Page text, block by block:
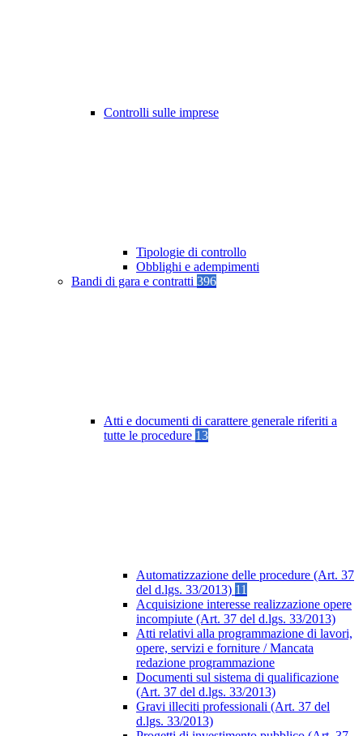
Controlli sulle imprese
Tipologie di controllo
Obblighi e adempimenti
Bandi di gara e contratti 396
Atti e documenti di carattere generale riferiti a
tutte le procedure 13
Automatizzazione delle procedure (Art. 37
del d.lgs. 33/2013) 11
Acquisizione interesse realizzazione opere
incompiute (Art. 37 del d.lgs. 33/2013)
Atti relativi alla programmazione di lavori,
opere, servizi e forniture / Mancata
redazione programmazione
Documenti sul sistema di qualificazione
(Art. 37 del d.lgs. 33/2013)
Gravi illeciti professionali (Art. 37 del
d.lgs. 33/2013)